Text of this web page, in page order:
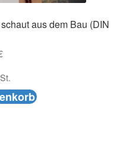
aus dem Bau (DIN